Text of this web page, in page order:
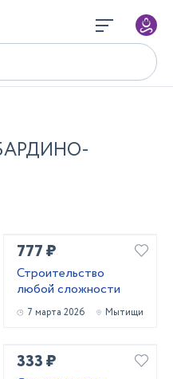
777 ₽
Строительство
любой сложности
7 марта 2026 Мытищи
333 ₽